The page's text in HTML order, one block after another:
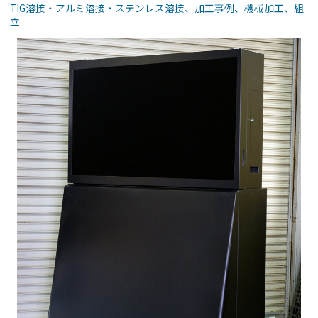
板金加工サービス
TIG溶接・アルミ溶接・ステンレス溶接、 加工事例、 機械加工、 組
立